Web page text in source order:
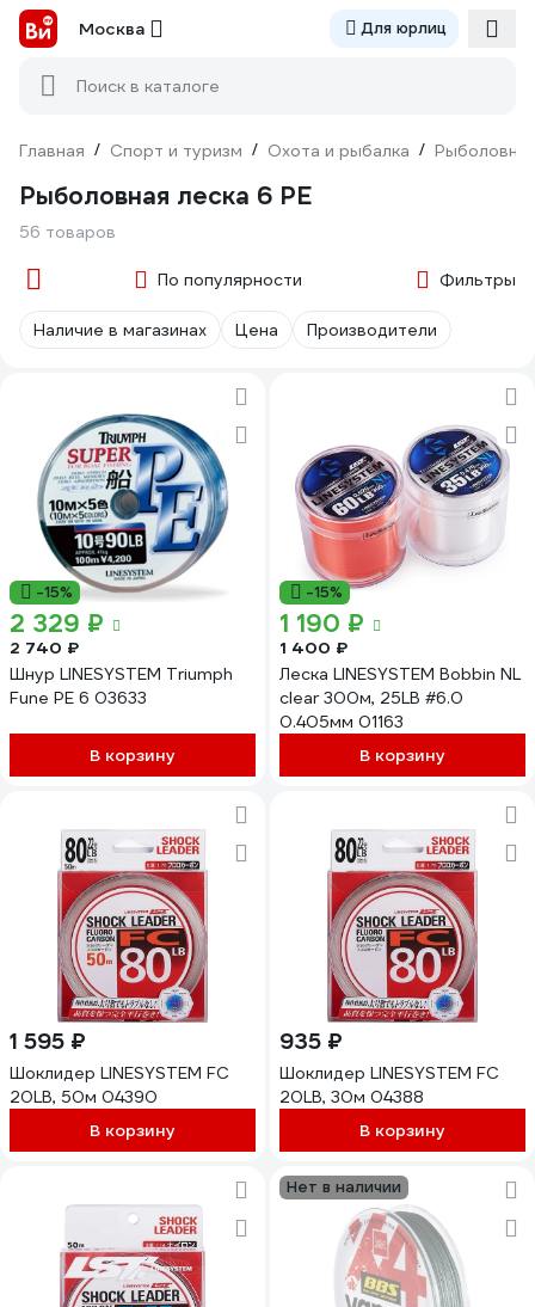
Москва Для юрлиц
Поиск в каталоге
Главная / Спорт и туризм / Охота и рыбалка /
Рыболовная леска 6 PE
56 товаров
По популярности Фильтры
Наличие в магазинах Цена Производители
-15%
2 329 ₽
2 740 ₽
Шнур LINESYSTEM Triumph
Fune PE 6 03633
В корзину
-15%
1 190 ₽
1 400 ₽
Леска LINESYSTEM Bobbin NL
clear 300м, 25LB #6.0
0.405мм 01163
В корзину
1 595 ₽
Шоклидер LINESYSTEM FC
20LB, 50м 04390
В корзину
935 ₽
Шоклидер LINESYSTEM FC
20LB, 30м 04388
В корзину
Нет в наличии